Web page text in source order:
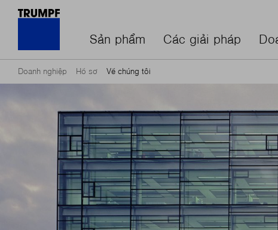
Sản phẩm Các giải pháp
Doanh nghiệp Hồ sơ Về chúng tôi